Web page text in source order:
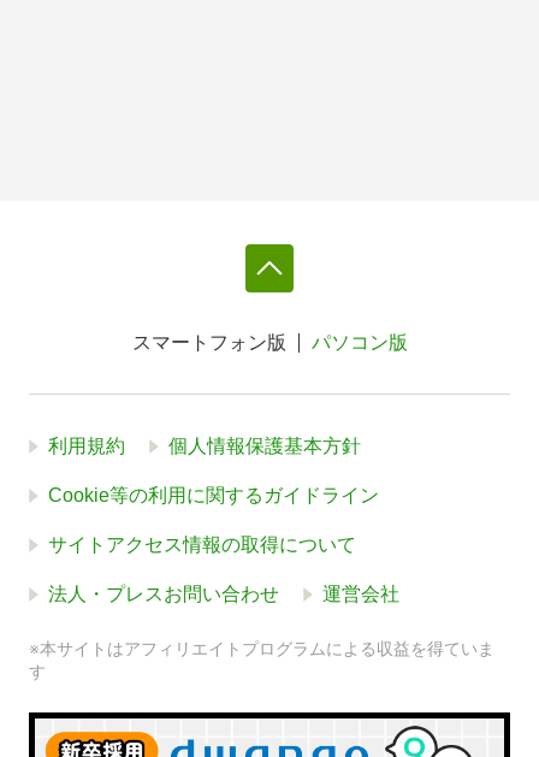
スマートフォン版 パソコン版
利用規約 個人情報保護基本方針
Cookie等の利用に関するガイドライン
サイトアクセス情報の取得について
法人・プレスお問い合わせ 運営会社
※本サイトはアフィリエイトプログラムによる収益を得ていま
す